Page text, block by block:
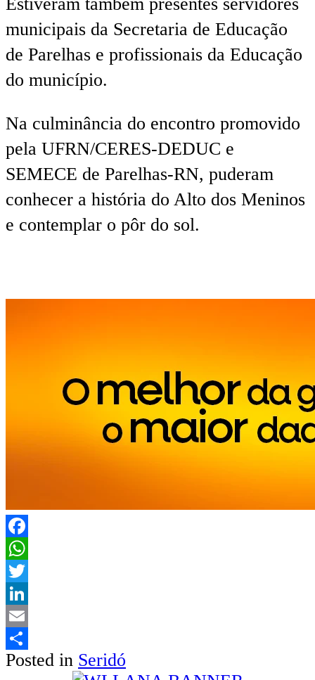
municipais da Secretaria de Educação
de Parelhas e profissionais da Educação
do município.
Na culminância do encontro promovido
pela UFRN/CERES-DEDUC e
SEMECE de Parelhas-RN, puderam
conhecer a história do Alto dos Meninos
e contemplar o pôr do sol.
Facebook
WhatsApp
Twitter
LinkedIn
Email
Share
Posted in Seridó